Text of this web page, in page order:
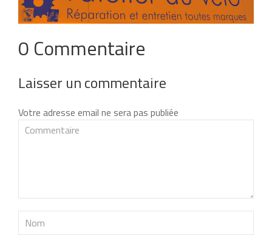
0 Commentaire
Laisser un commentaire
Votre adresse email ne sera pas publiée